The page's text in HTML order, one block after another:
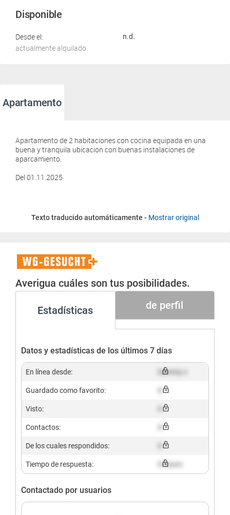
Disponible
Desde el: n.d.
actualmente alquilado
Apartamento
Apartamento de 2 habitaciones con cocina equipada en una
buena y tranquila ubicación con buenas instalaciones de
aparcamiento.
Del 01.11.2025
Texto traducido automáticamente - Mostrar original
WG-
Gesucht+
Averigua cuáles son tus posibilidades.
Estadísticas de perfil
Datos y estadísticas de los últimos 7 días
En línea desde: Dummy x
Guardado como favorito:
Visto:
Contactos:
De los cuales respondidos:
Tiempo de respuesta: X hours
Contactado por usuarios